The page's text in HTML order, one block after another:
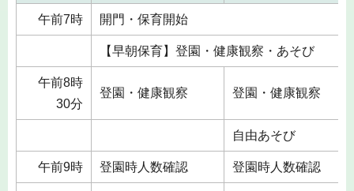
午前7時 開門・保育開始
【早朝保育】登園・健康観察・あそび
午前8時
30分
登園・健康観察 登園・健康観察
自由あそび
午前9時 登園時人数確認 登園時人数確認